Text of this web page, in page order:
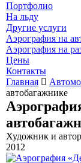
Портфолио
На льду
Другие услуги
Аэрография на
Аэрография на
Цены
Контакты
Главная
автобагажнике
Художник и
2012